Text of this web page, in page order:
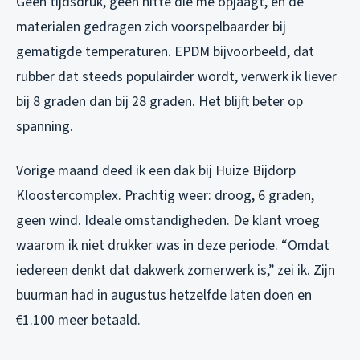
materialen gedragen zich voorspelbaarder bij
gematigde temperaturen. EPDM bijvoorbeeld, dat
rubber dat steeds populairder wordt, verwerk ik liever
bij 8 graden dan bij 28 graden. Het blijft beter op
spanning.
Vorige maand deed ik een dak bij Huize Bijdorp
Kloostercomplex. Prachtig weer: droog, 6 graden,
geen wind. Ideale omstandigheden. De klant vroeg
waarom ik niet drukker was in deze periode. “Omdat
iedereen denkt dat dakwerk zomerwerk is,” zei ik. Zijn
buurman had in augustus hetzelfde laten doen en
€1.100 meer betaald.